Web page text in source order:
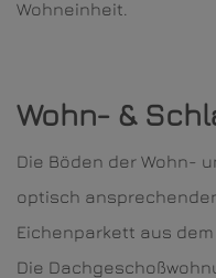
Wohneinheit.
Wohn- &
Die Böden der Wohn-
optisch
Eichenparkett aus
Die